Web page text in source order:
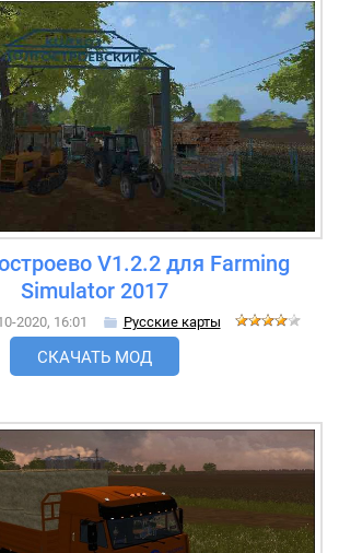
V1.2.2 для Farming
Simulator 2017
2020, 16:01 Русские карты
СКАЧАТЬ МОД